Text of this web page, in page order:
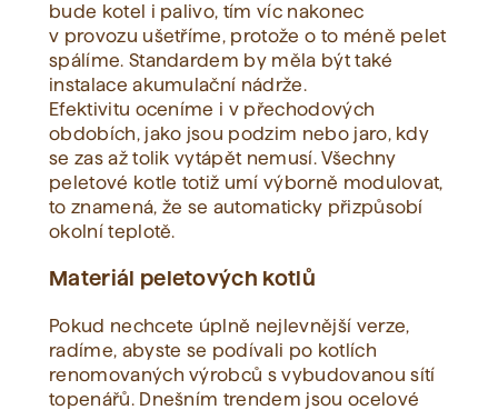
bude kotel i palivo, tím víc nakonec
v provozu ušetříme, protože o to méně pelet
spálíme. Standardem by měla být také
instalace akumulační nádrže.
Efektivitu oceníme i v přechodových
obdobích, jako jsou podzim nebo jaro, kdy
se zas až tolik vytápět nemusí. Všechny
peletové kotle totiž umí výborně modulovat,
to znamená, že se automaticky přizpůsobí
okolní teplotě.
Materiál peletových kotlů
Pokud nechcete úplně nejlevnější verze,
radíme, abyste se podívali po kotlích
renomovaných výrobců s vybudovanou sítí
topenářů. Dnešním trendem jsou ocelové